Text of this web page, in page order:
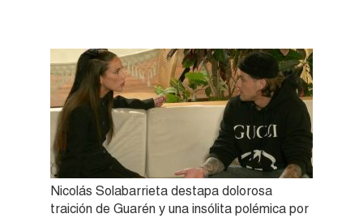
Nicolás Solabarrieta destapa dolorosa
traición de Guarén y una insólita polémica por